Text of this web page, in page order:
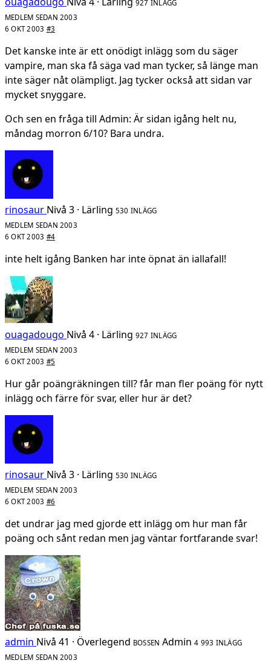
927 INLÄGG
MEDLEM SEDAN 2003
6 OKT 2003 #3
Det kanske inte är ett onödigt inlägg som du säger
vampire, man ska få säga vad man tycker, så länge man
inte säger nåt olämpligt. Jag tycker också att sidan var
mycket snyggare.
Och sen en fråga till Admin: Är sidan igång helt nu,
måndag morron 6/10? Bara undra.
rinosaur Nivå 3 · Lärling 530 INLÄGG
MEDLEM SEDAN 2003
6 OKT 2003 #4
inte helt igång Banken har inte öpnat än iallafall!
ouagadougo Nivå 4 · Lärling 927 INLÄGG
MEDLEM SEDAN 2003
6 OKT 2003 #5
Hur går poängräkningen till? får man fler poäng för nytt
inlägg och färre för svar, eller hur är det?
rinosaur Nivå 3 · Lärling 530 INLÄGG
MEDLEM SEDAN 2003
6 OKT 2003 #6
det undrar jag med gjorde ett inlägg om hur man får
poäng och sånt redan men jag väntar fortfarande svar!
admin Nivå 41 · Överlegend BOSSEN Admin 4 993 INLÄGG
MEDLEM SEDAN 2003